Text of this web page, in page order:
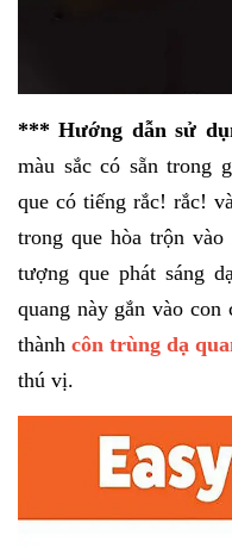
*** Hướng dẫn sử
màu sắc có sẵn trong
que có tiếng rắc! rắc!
trong que hòa trộn
tượng que phát sáng
quang này gắn vào
thành côn trùng dạ
thú vị.